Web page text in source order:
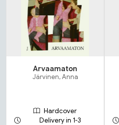
Arvaamaton
Järvinen, Anna
Hardcover
Delivery in 1-3